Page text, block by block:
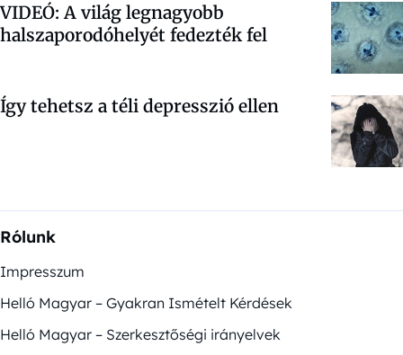
VIDEÓ: A világ legnagyobb
halszaporodóhelyét fedezték fel
Így tehetsz a téli depresszió ellen
Rólunk
Impresszum
Helló Magyar – Gyakran Ismételt Kérdések
Helló Magyar – Szerkesztőségi irányelvek